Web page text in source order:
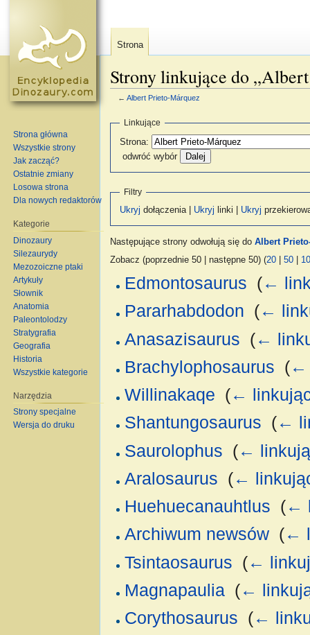
Strony linkujące do
← Albert Prieto-Márquez
Linkujące
Strona:
odwróć wybór
Filtry
Ukryj dołączenia | Ukryj linki | Ukryj
Następujące strony odwołują się doAlbert
Zobacz (poprzednie 50 | następne 50) (20 |50
Edmontosaurus (←
Pararhabdodon (←
Anasazisaurus (←
Brachylophosaurus (←
Willinakaqe (←
Shantungosaurus (←
Saurolophus (←
Aralosaurus (←
Huehuecanauhtlus (←
Archiwum newsów‎ (←
Tsintaosaurus (←
Magnapaulia‎ (←
Corythosaurus (←
Strona
Strona główna
Wszystkie strony
Jak zacząć?
Ostatnie zmiany
Losowa strona
Dla nowych redaktorów
Kategorie
Dinozaury
Silezaurydy
Mezozoiczne ptaki
Artykuły
Słownik
Anatomia
Paleontolodzy
Stratygrafia
Geografia
Historia
Wszystkie kategorie
Narzędzia
Strony specjalne
Wersja do druku